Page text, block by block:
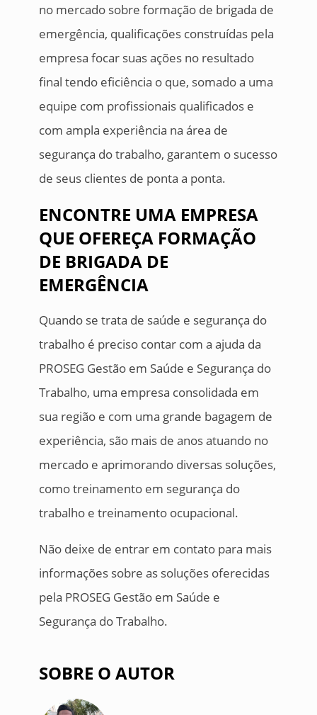
no mercado sobre formação de brigada de
emergência, qualificações construídas pela
empresa focar suas ações no resultado
final tendo eficiência o que, somado a uma
equipe com profissionais qualificados e
com ampla experiência na área de
segurança do trabalho, garantem o sucesso
de seus clientes de ponta a ponta.
ENCONTRE UMA EMPRESA
QUE OFEREÇA FORMAÇÃO
DE BRIGADA DE
EMERGÊNCIA
Quando se trata de saúde e segurança do
trabalho é preciso contar com a ajuda da
PROSEG Gestão em Saúde e Segurança do
Trabalho, uma empresa consolidada em
sua região e com uma grande bagagem de
experiência, são mais de anos atuando no
mercado e aprimorando diversas soluções,
como treinamento em segurança do
trabalho e treinamento ocupacional.
Não deixe de entrar em contato para mais
informações sobre as soluções oferecidas
pela PROSEG Gestão em Saúde e
Segurança do Trabalho.
SOBRE O AUTOR